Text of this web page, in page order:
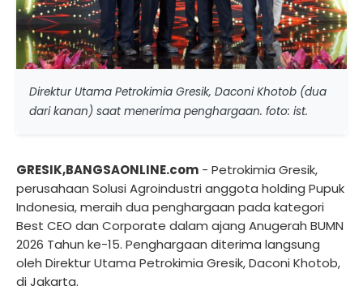
Direktur Utama Petrokimia Gresik, Daconi Khotob (dua
dari kanan) saat menerima penghargaan. foto: ist.
GRESIK,BANGSAONLINE.com - Petrokimia Gresik,
perusahaan Solusi Agroindustri anggota holding Pupuk
Indonesia, meraih dua penghargaan pada kategori
Best CEO dan Corporate dalam ajang Anugerah BUMN
2026 Tahun ke-15. Penghargaan diterima langsung
oleh Direktur Utama Petrokimia Gresik, Daconi Khotob,
di Jakarta.